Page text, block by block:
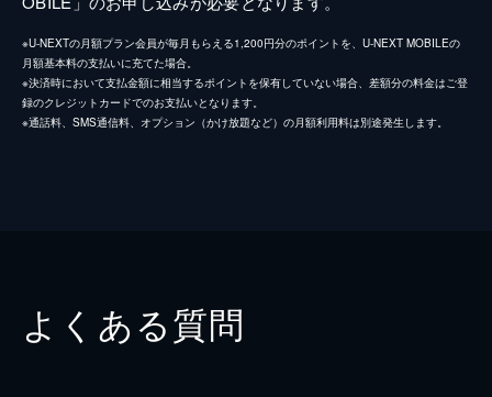
※U-NEXTの月額プラン会員が毎月もらえる1,200円分のポイントを、U-NEXT MOBILEの
月額基本料の支払いに充てた場合。
※決済時において支払金額に相当するポイントを保有していない場合、差額分の料金はご登
録のクレジットカードでのお支払いとなります。
※通話料、SMS通信料、オプション（かけ放題など）の月額利用料は別途発生します。
よくある質問